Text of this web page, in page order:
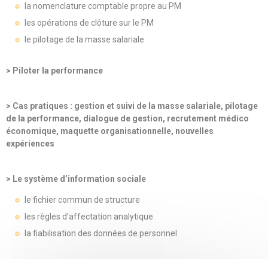
la nomenclature comptable propre au PM
les opérations de clôture sur le PM
le pilotage de la masse salariale
> Piloter la performance
> Cas pratiques : gestion et suivi de la masse salariale, pilotage
de la performance, dialogue de gestion, recrutement médico
économique, maquette organisationnelle, nouvelles
expériences
> Le système d’information sociale
le fichier commun de structure
les règles d’affectation analytique
la fiabilisation des données de personnel